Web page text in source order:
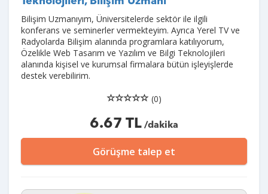
Bilişim Uzmanıyım, Üniversitelerde sektör ile ilgili
konferans ve seminerler vermekteyim. Ayrıca Yerel TV ve
Radyolarda Bilişim alanında programlara katılıyorum,
Özelikle Web Tasarım ve Yazılım ve Bilgi Teknolojileri
alanında kişisel ve kurumsal firmalara bütün işleyişlerde
destek verebilirim.
(0)
6.67 TL /dakika
Görüşme talep et